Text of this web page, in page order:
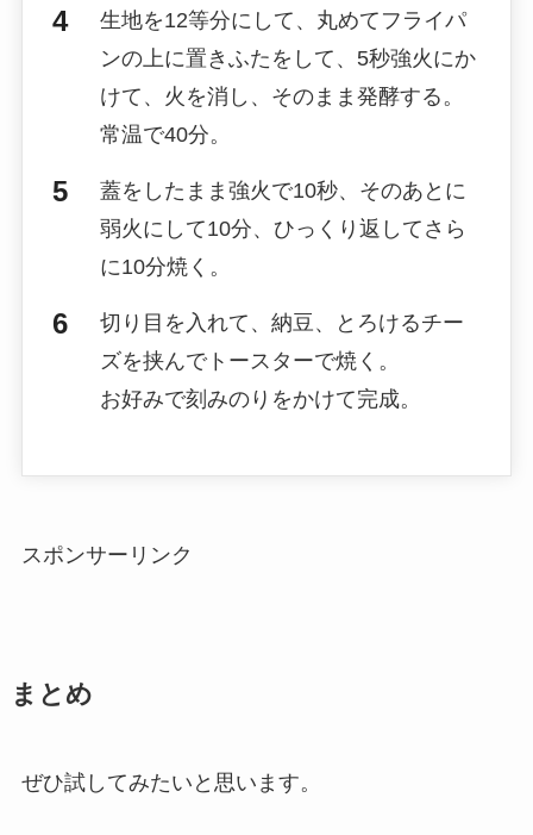
生地を12等分にして、丸めてフライパ
ンの上に置きふたをして、5秒強火にか
けて、火を消し、そのまま発酵する。
常温で40分。
蓋をしたまま強火で10秒、そのあとに
弱火にして10分、ひっくり返してさら
に10分焼く。
切り目を入れて、納豆、とろけるチー
ズを挟んでトースターで焼く。
お好みで刻みのりをかけて完成。
スポンサーリンク
まとめ
ぜひ試してみたいと思います。